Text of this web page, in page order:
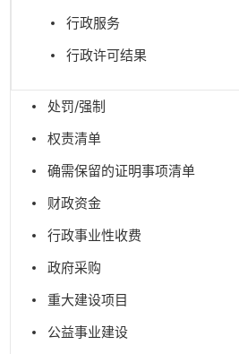
行政服务
行政许可结果
处罚/强制
权责清单
确需保留的证明事项清单
财政资金
行政事业性收费
政府采购
重大建设项目
公益事业建设